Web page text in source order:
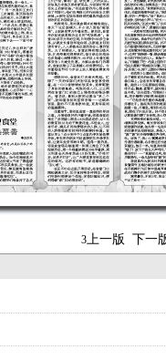
3上一版 下一